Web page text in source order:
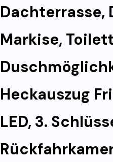
Dachterrasse,
Markise,
Heckauszug
LED, 3.